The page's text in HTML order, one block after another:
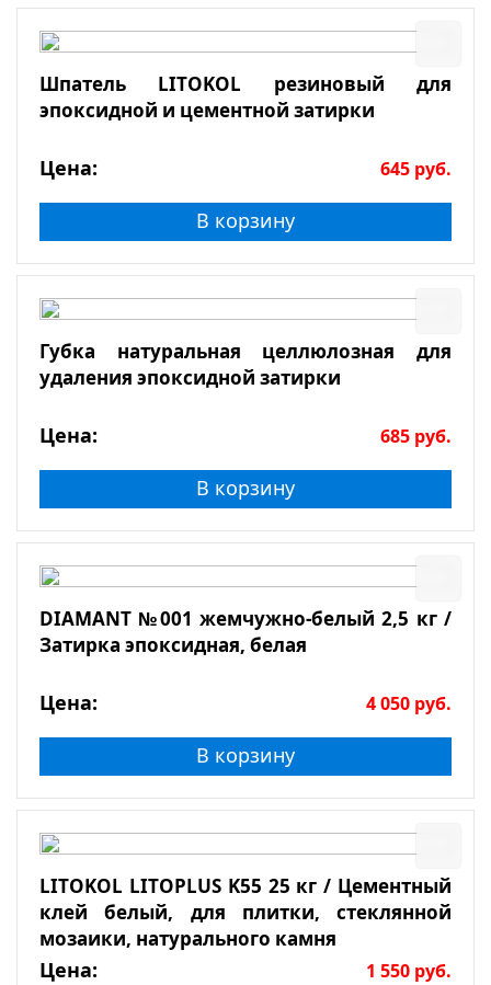
Шпатель LITOKOL резиновый для
эпоксидной и цементной затирки
Цена: 645 руб.
В корзину
Губка натуральная целлюлозная для
удаления эпоксидной затирки
Цена: 685 руб.
В корзину
DIAMANT №001 жемчужно-белый 2,5 кг /
Затирка эпоксидная, белая
Цена: 4 050 руб.
В корзину
LITOKOL LITOPLUS K55 25 кг / Цементный
клей белый, для плитки, стеклянной
мозаики, натурального камня
Цена: 1 550 руб.